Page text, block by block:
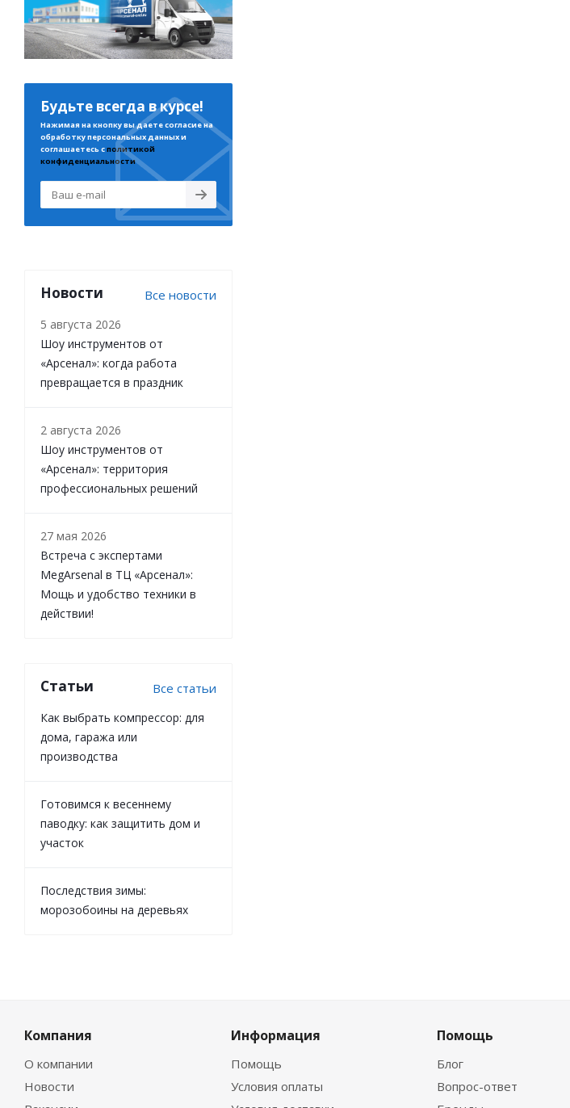
Будьте всегда в курсе!
Нажимая на кнопку вы даете согласие на
обработку персональных данных и
соглашаетесь сполитикой
конфиденциальности
Новости Все новости
5 августа 2026
Шоу инструментов от
«Арсенал»: когда работа
превращается в праздник
2 августа 2026
Шоу инструментов от
«Арсенал»: территория
профессиональных решений
27 мая 2026
Встреча с экспертами
MegArsenal в ТЦ «Арсенал»:
Мощь и удобство техники в
действии!
Статьи Все статьи
Как выбрать компрессор: для
дома, гаража или
производства
Готовимся к весеннему
паводку: как защитить дом и
участок
Последствия зимы:
морозобоины на деревьях
Компания
О компании
Новости
Информация
Помощь
Условия оплаты
Помощь
Блог
Вопрос-ответ